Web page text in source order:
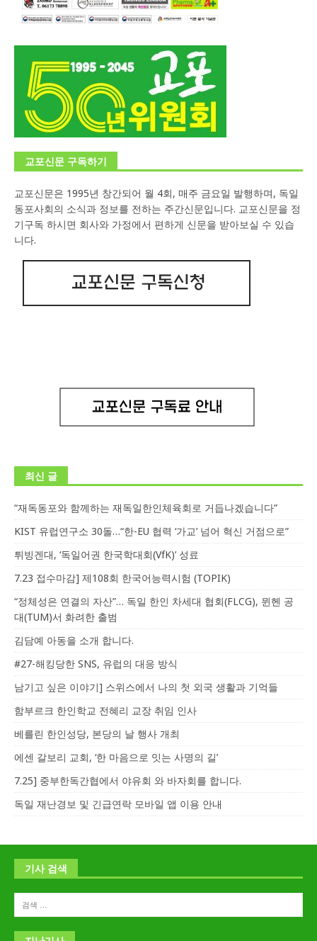
교포신문 구독하기
교포신문은 1995년 창간되어 월 4회, 매주 금요일 발행하며, 독일
동포사회의 소식과 정보를 전하는 주간신문입니다. 교포신문을 정
기구독 하시면 회사와 가정에서 편하게 신문을 받아보실 수 있습
니다.
최신 글
“재독동포와 함께하는 재독일한인체육회로 거듭나겠습니다”
KIST 유럽연구소 30돌…“한-EU 협력 ‘가교’ 넘어 혁신 거점으로”
튀빙겐대, ‘독일어권 한국학대회(VfK)’ 성료
7.23 접수마감] 제108회 한국어능력시험 (TOPIK)
“정체성은 연결의 자산”… 독일 한인 차세대 협회(FLCG), 뮌헨 공
대(TUM)서 화려한 출범
김담예 아동을 소개 합니다.
#27-해킹당한 SNS, 유럽의 대응 방식
남기고 싶은 이야기] 스위스에서 나의 첫 외국 생활과 기억들
함부르크 한인학교 전혜리 교장 취임 인사
베를린 한인성당, 본당의 날 행사 개최
에센 갈보리 교회, ‘한 마음으로 잇는 사명의 길’
7.25] 중부한독간협에서 야유회 와 바자회를 합니다.
독일 재난경보 및 긴급연락 모바일 앱 이용 안내
기사 검색